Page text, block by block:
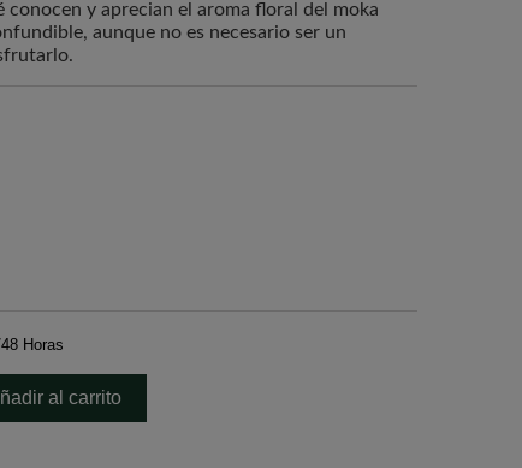
conocen y aprecian el aroma floral del moka
aunque no es necesario ser un
Horas
al carrito